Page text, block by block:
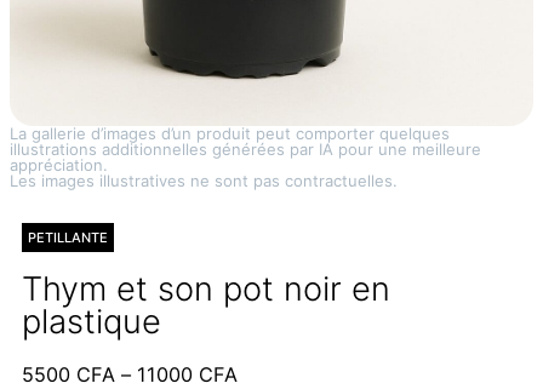
La gallerie d’images d’un produit peut comporter quelques
illustrations additionnelles générées par IA pour une meilleure
appréciation.
Les images illustratives ne sont pas contractuelles.
PETILLANTE
Thym et son pot noir en
plastique
5500 CFA – 11000 CFA
Plage